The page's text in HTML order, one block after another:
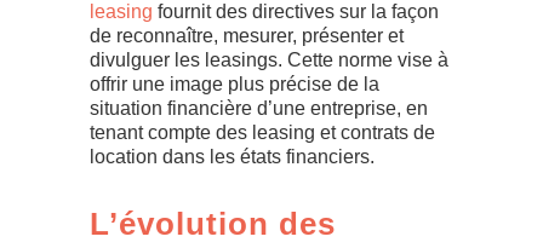
leasing fournit des directives sur la façon
de reconnaître, mesurer, présenter et
divulguer les leasings. Cette norme vise à
offrir une image plus précise de la
situation financière d’une entreprise, en
tenant compte des leasing et contrats de
location dans les états financiers.
L’évolution des